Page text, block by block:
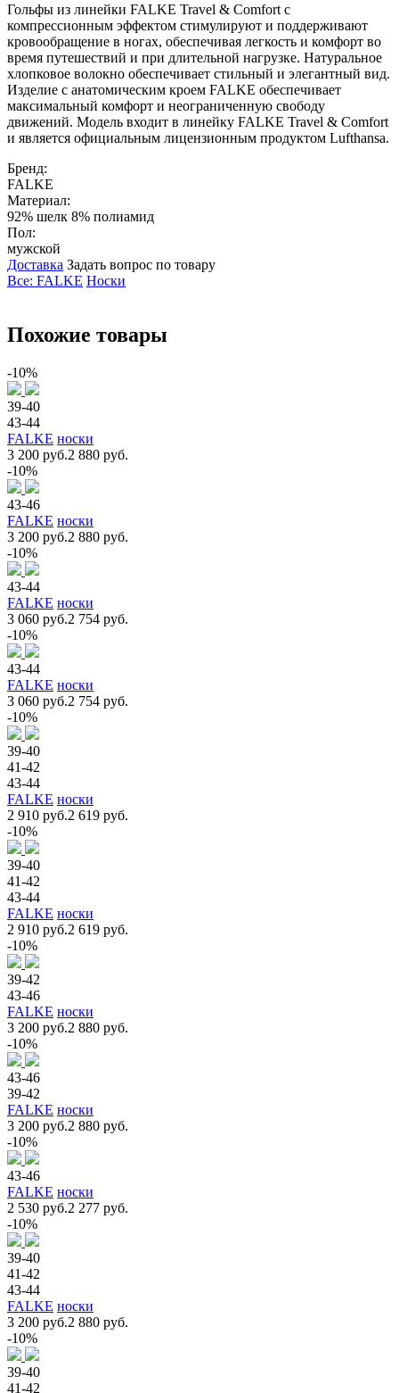
Гольфы из линейки FALKE Travel & Comfort с
компрессионным эффектом стимулируют и поддерживают
кровообращение в ногах, обеспечивая легкость и комфорт во
время путешествий и при длительной нагрузке. Натуральное
хлопковое волокно обеспечивает стильный и элегантный вид.
Изделие с анатомическим кроем FALKE обеспечивает
максимальный комфорт и неограниченную свободу
движений. Модель входит в линейку FALKE Travel & Comfort
и является официальным лицензионным продуктом Lufthansa.
Бренд:
FALKE
Материал:
92% шелк 8% полиамид
Пол:
мужской
Доставка Задать вопрос по товару
Все: FALKE Носки
Похожие товары
-10%
39-40
43-44
FALKE носки
3 200 руб.2 880 руб.
-10%
43-46
FALKE носки
3 200 руб.2 880 руб.
-10%
43-44
FALKE носки
3 060 руб.2 754 руб.
-10%
43-44
FALKE носки
3 060 руб.2 754 руб.
-10%
39-40
41-42
43-44
FALKE носки
2 910 руб.2 619 руб.
-10%
39-40
41-42
43-44
FALKE носки
2 910 руб.2 619 руб.
-10%
39-42
43-46
FALKE носки
3 200 руб.2 880 руб.
-10%
43-46
39-42
FALKE носки
3 200 руб.2 880 руб.
-10%
43-46
FALKE носки
2 530 руб.2 277 руб.
-10%
39-40
41-42
43-44
FALKE носки
3 200 руб.2 880 руб.
-10%
39-40
41-42